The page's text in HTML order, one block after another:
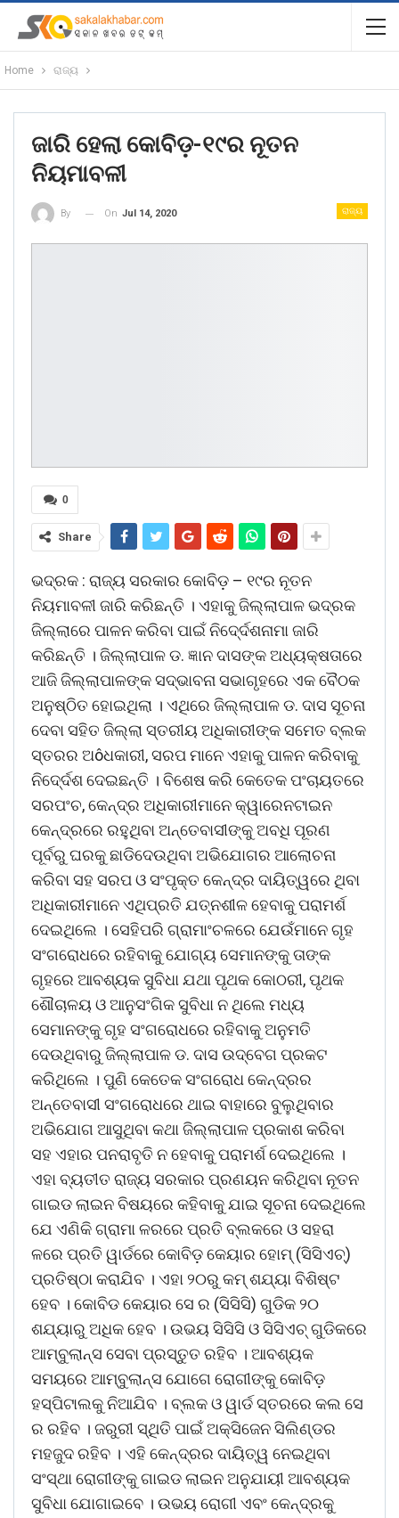
Home ରାଜ୍ୟ
ଜାରି ହେଲା କୋବିଡ଼-୧୯ର ନୂତନ
ନିୟମାବଳୀ
ରାଜ୍ୟ
By On Jul 14, 2020
0
Share
ଭଦ୍ରକ : ରାଜ୍ୟ ସରକାର କୋବିଡ଼ – ୧୯ର ନୂତନ
ନିୟମାବଳୀ ଜାରି କରିଛନ୍ତି । ଏହାକୁ ଜିଲ୍ଲାପାଳ ଭଦ୍ରକ
ଜିଲ୍ଲାରେ ପାଳନ କରିବା ପାଇଁ ନିଦେ୍ର୍ଦଶନାମା ଜାରି
କରିଛନ୍ତି । ଜିଲ୍ଲାପାଳ ଡ. ଜ୍ଞାନ ଦାସଙ୍କ ଅଧ୍ୟକ୍ଷତାରେ
ଆଜି ଜିଲ୍ଲାପାଳଙ୍କ ସଦ୍ଭାବନା ସଭାଗୃହରେ ଏକ ବୈଠକ
ଅନୁଷ୍ଠିତ ହୋଇଥିଲା । ଏଥିରେ ଜିଲ୍ଲାପାଳ ଡ. ଦାସ ସୂଚନା
ଦେବା ସହିତ ଜିଲ୍ଲା ସ୍ତରୀୟ ଅଧିକାରୀଙ୍କ ସମେତ ବ୍ଲକ
ସ୍ତରର ଅôଧକାରୀ, ସରପ ମାନେ ଏହାକୁ ପାଳନ କରିବାକୁ
ନିଦେ୍ର୍ଦଶ ଦେଇଛନ୍ତି । ବିଶେଷ କରି କେତେକ ପଂଚାୟତରେ
ସରପଂଚ, କେନ୍ଦ୍ର ଅଧିକାରୀମାନେ କ୍ୱାରେନଟାଇନ
କେନ୍ଦ୍ରରେ ରହୁଥିବା ଅନ୍ତେବାସୀଙ୍କୁ ଅବଧି ପୂରଣ
ପୂର୍ବରୁ ଘରକୁ ଛାଡିଦେଉଥିବା ଅଭିଯୋଗର ଆଲୋଚନା
କରିବା ସହ ସରପ ଓ ସଂପୃକ୍ତ କେନ୍ଦ୍ର ଦାୟିତ୍ୱରେ ଥିବା
ଅଧିକାରୀମାନେ ଏଥିପ୍ରତି ଯତ୍ନଶୀଳ ହେବାକୁ ପରାମର୍ଶ
ଦେଇଥିଲେ । ସେହିପରି ଗ୍ରାମାଂଚଳରେ ଯେଉଁମାନେ ଗୃହ
ସଂଗରୋଧରେ ରହିବାକୁ ଯୋଗ୍ୟ ସେମାନଙ୍କୁ ତାଙ୍କ
ଗୃହରେ ଆବଶ୍ୟକ ସୁବିଧା ଯଥା ପୃଥକ କୋଠରୀ, ପୃଥକ
ଶୌଚାଳୟ ଓ ଆନୁସଂଗିକ ସୁବିଧା ନ ଥିଲେ ମଧ୍ୟ
ସେମାନଙ୍କୁ ଗୃହ ସଂଗରୋଧରେ ରହିବାକୁ ଅନୁମତି
ଦେଉଥିବାରୁ ଜିଲ୍ଲାପାଳ ଡ. ଦାସ ଉଦ୍ବେଗ ପ୍ରକଟ
କରିଥିଲେ । ପୁଣି କେତେକ ସଂଗରୋଧ କେନ୍ଦ୍ରର
ଅନ୍ତେବାସୀ ସଂଗରୋଧରେ ଥାଇ ବାହାରେ ବୁଲୁଥିବାର
ଅଭିଯୋଗ ଆସୁଥିବା କଥା ଜିଲ୍ଲାପାଳ ପ୍ରକାଶ କରିବା
ସହ ଏହାର ପନରାବୃତି ନ ହେବାକୁ ପରାମର୍ଶ ଦେଇଥିଲେ ।
ଏହା ବ୍ୟତୀତ ରାଜ୍ୟ ସରକାର ପ୍ରଣୟନ କରିଥିବା ନୂତନ
ଗାଇଡ ଲାଇନ ବିଷୟରେ କହିବାକୁ ଯାଇ ସୂଚନା ଦେଇଥିଲେ
ଯେ ଏଣିକି ଗ୍ରାମା ଳରରେ ପ୍ରତି ବ୍ଲକରେ ଓ ସହରା
ଳରେ ପ୍ରତି ୱାର୍ଡରେ କୋବିଡ଼ କେୟାର ହୋମ୍ (ସିସିଏଚ୍)
ପ୍ରତିଷ୍ଠା କରାଯିବ । ଏହା ୨୦ରୁ କମ୍ ଶଯ୍ୟା ବିଶିଷ୍ଟ
ହେବ । କୋବିଡ କେୟାର ସେ ର (ସିସିସି) ଗୁଡିକ ୨୦
ଶଯ୍ୟାରୁ ଅଧିକ ହେବ । ଉଭୟ ସିସିସି ଓ ସିସିଏଚ୍ ଗୁଡିକରେ
ଆମ୍ବୁଲାନ୍ସ ସେବା ପ୍ରସ୍ତୁତ ରହିବ । ଆବଶ୍ୟକ
ସମୟରେ ଆମ୍ବୁଲାନ୍ସ ଯୋଗେ ରୋଗୀଙ୍କୁ କୋବିଡ଼
ହସ୍ପିଟାଲକୁ ନିଆଯିବ । ବ୍ଲକ ଓ ୱାର୍ଡ ସ୍ତରରେ କଲ ସେ
ର ରହିବ । ଜରୁରୀ ସ୍ଥିତି ପାଇଁ ଅକ୍ସିଜେନ ସିଲିଣ୍ଡର
ମହଜୁଦ ରହିବ । ଏହି କେନ୍ଦ୍ରର ଦାୟିତ୍ୱ ନେଇଥିବା
ସଂସ୍ଥା ରୋଗୀଙ୍କୁ ଗାଇଡ ଲାଇନ ଅନୁଯାୟୀ ଆବଶ୍ୟକ
ସୁବିଧା ଯୋଗାଇବେ । ଉଭୟ ରୋଗୀ ଏବଂ କେନ୍ଦ୍ରକୁ